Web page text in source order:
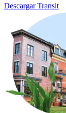
Descargar Transit